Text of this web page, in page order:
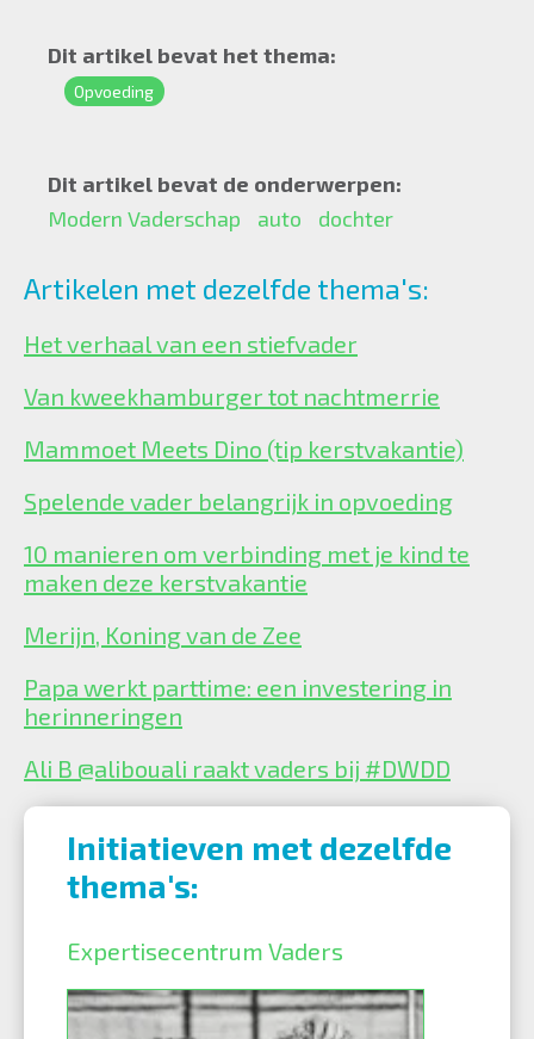
Dit artikel bevat het thema:
Opvoeding
Dit artikel bevat de onderwerpen:
Modern Vaderschap
auto dochter
Artikelen met dezelfde thema's:
Het verhaal van een stiefvader
Van kweekhamburger tot nachtmerrie
Mammoet Meets Dino (tip kerstvakantie)
Spelende vader belangrijk in opvoeding
10 manieren om verbinding met je kind te
maken deze kerstvakantie
Merijn, Koning van de Zee
Papa werkt parttime: een investering in
herinneringen
Ali B @alibouali raakt vaders bij #DWDD
Initiatieven met dezelfde
thema's:
Expertisecentrum Vaders